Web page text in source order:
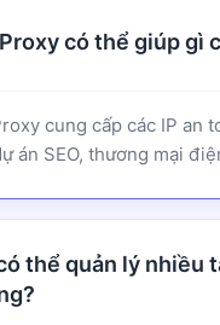
có thể giúp gì
cung cấp các IP an
án SEO, thương mại
thể quản lý nhiều